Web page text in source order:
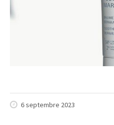
6 septembre 2023